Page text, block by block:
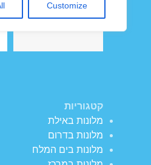
Customize
חיפוש
קטגוריות
מלונות באילת
מלונות בדרום
מלונות בים המלח